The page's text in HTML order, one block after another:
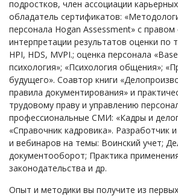
подростков, член ассоциации
обладатель сертификатов:
персонала Hogan Assessment» c
интерпретации результатов оценки по
HPI, HDS, MVPI.; оценка персонала
психология»; «Психология общения»;
будущего». Соавтор книги
правила документирования» и
трудовому праву и управлению
профессиональные СМИ: «Кадры и
«Справочник кадровика». Разработчик
и вебинаров на темы: Воинский учет;
документооборот; Практика
законодательства и др.
Опыт и методики вы получите из